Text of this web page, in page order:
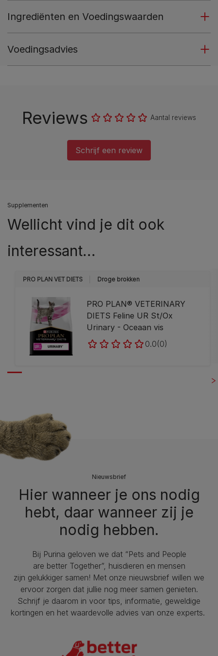
Ingrediënten en Voedingswaarden
Voedingsadvies
Reviews Aantal reviews
Schrijf een review
Supplementen
Wellicht vind je dit ook
interessant…
PRO PLAN VET DIETS Droge brokken
PRO PLAN® VETERINARY
DIETS Feline UR St/Ox
Urinary - Oceaan vis
0.0(0)
Nieuwsbrief
Hier wanneer je ons nodig
hebt, daar wanneer zij je
nodig hebben.
Bij Purina geloven we dat “Pets and People
are better Together”, huisdieren en mensen
zijn gelukkiger samen! Met onze nieuwsbrief willen we
ervoor zorgen dat jullie nog meer samen genieten.
Schrijf je daarom in voor tips, informatie, geweldige
kortingen en het waardevolle advies van onze experts.